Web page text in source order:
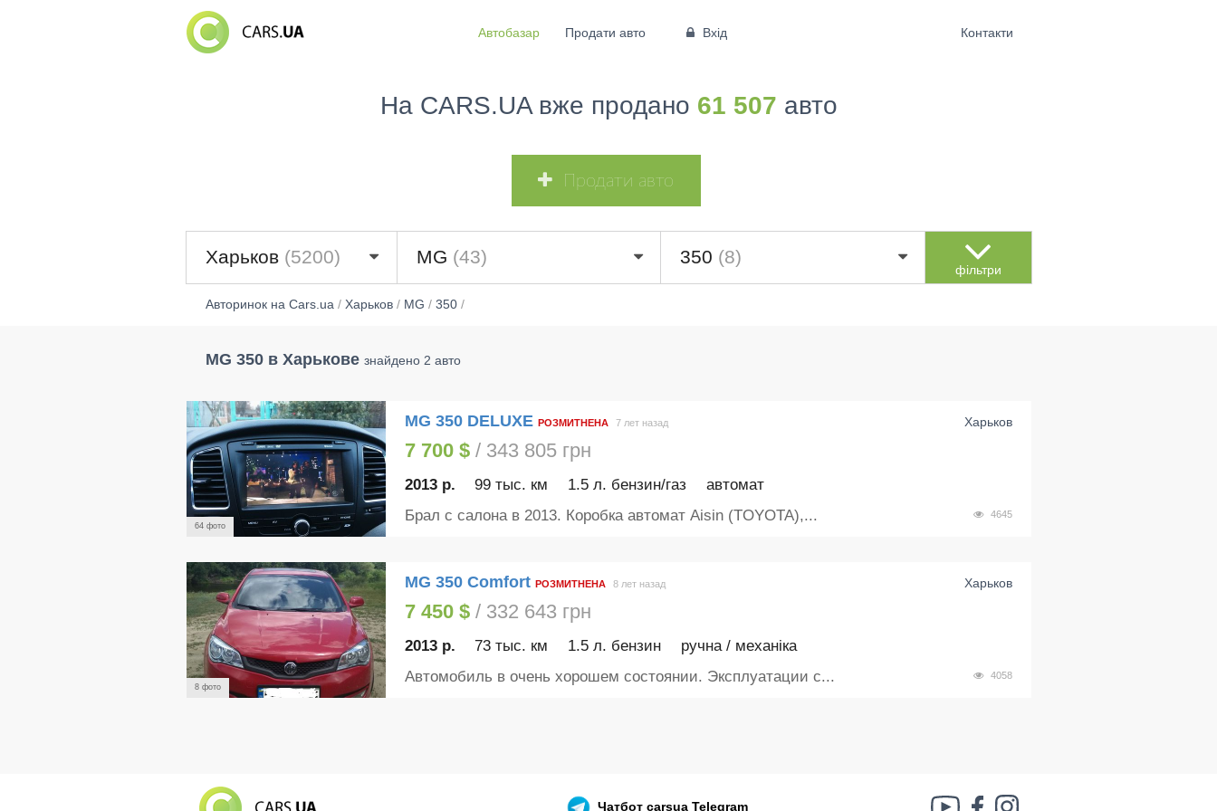
Автобазар Продати авто Вхід Контакти
На CARS.UA вже продано 61 507 авто
Продати авто
Харьков (5200) MG (43) 350 (8)
фільтри
Авторинок на Cars.ua/ Харьков/ MG / 350/
MG 350 в Харькове знайдено 2 авто
64 фото
MG 350 DELUXE РОЗМИТНЕНА Харьков
7 лет назад
7 700 $/ 343 805 грн
2013 р. 99 тыс. км 1.5 л. бензин/газ автомат
4645
Брал с салона в 2013. Коробка автомат Aisin (TOYOTA),...
8 фото
MG 350 Comfort РОЗМИТНЕНА Харьков
8 лет назад
7 450 $/ 332 643 грн
2013 р. 73 тыс. км 1.5 л. бензин ручна / механіка
4058
Автомобиль в очень хорошем состоянии. Эксплуатации с...
Чатботcarsua Telegram